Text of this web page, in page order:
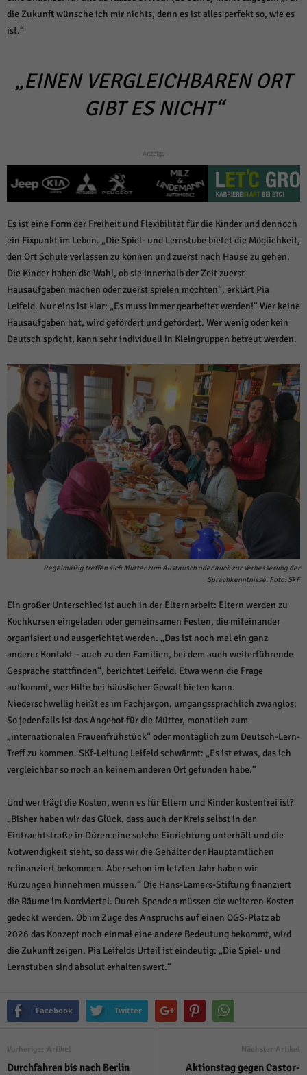
die Zukunft wünsche ich mir nichts, denn es ist alles perfekt so, wie es
ist.“
„EINEN VERGLEICHBAREN ORT
GIBT ES NICHT“
- Anzeige -
Es ist eine Form der Freiheit und Flexibilität für die Kinder und dennoch
ein Fixpunkt im Leben. „Die Spiel- und Lernstube bietet die Möglichkeit,
den Ort Schule verlassen zu können und zuerst nach Hause zu gehen.
Die Kinder haben die Wahl, ob sie innerhalb der Zeit zuerst
Hausaufgaben machen oder zuerst spielen möchten“, erklärt Pia
Leifeld. Nur eins ist klar: „Es muss immer gearbeitet werden!“ Wer keine
Hausaufgaben hat, wird gefördert und gefordert. Wer wenig oder kein
Deutsch spricht, kann sehr individuell in Kleingruppen betreut werden.
Regelmäßig treffen sich Mütter zum Austausch oder auch zur Verbesserung der
Sprachkenntnisse. Foto: SkF
Ein großer Unterschied ist auch in der Elternarbeit: Eltern werden zu
Kochkursen eingeladen oder gemeinsamen Festen, die miteinander
organisiert und ausgerichtet werden. „Das ist noch mal ein ganz
anderer Kontakt – auch zu den Familien, bei dem auch weiterführende
Gespräche stattfinden“, berichtet Leifeld. Etwa wenn die Frage
aufkommt, wer Hilfe bei häuslicher Gewalt bieten kann.
Niederschwellig heißt es im Fachjargon, umgangssprachlich zwanglos:
So jedenfalls ist das Angebot für die Mütter, monatlich zum
„internationalen Frauenfrühstück“ oder montäglich zum Deutsch-Lern-
Treff zu kommen. SKf-Leitung Leifeld schwärmt: „Es ist etwas, das ich
vergleichbar so noch an keinem anderen Ort gefunden habe.“
Und wer trägt die Kosten, wenn es für Eltern und Kinder kostenfrei ist?
„Bisher haben wir das Glück, dass auch der Kreis selbst in der
Eintrachtstraße in Düren eine solche Einrichtung unterhält und die
Notwendigkeit sieht, so dass wir die Gehälter der Hauptamtlichen
refinanziert bekommen. Aber schon im letzten Jahr haben wir
Kürzungen hinnehmen müssen.“ Die Hans-Lamers-Stiftung finanziert
die Räume im Nordviertel. Durch Spenden müssen die weiteren Kosten
gedeckt werden. Ob im Zuge des Anspruchs auf einen OGS-Platz ab
2026 das Konzept noch einmal eine andere Bedeutung bekommt, wird
die Zukunft zeigen. Pia Leifelds Urteil ist eindeutig: „Die Spiel- und
Lernstuben sind absolut erhaltenswert.“
Facebook Twitter
Vorheriger Artikel
Durchfahren bis nach Berlin
Nächster Artikel
Aktionstag gegen Castor-